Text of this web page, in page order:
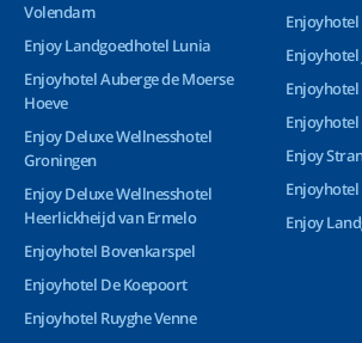
Volendam
Enjoy Landgoedhotel Lunia
Enjoyhotel Auberge de Moerse
Hoeve
Enjoy Deluxe Wellnesshotel
Groningen
Enjoy Deluxe Wellnesshotel
Heerlickheijd van Ermelo
Enjoyhotel Bovenkarspel
Enjoyhotel De Koepoort
Enjoyhotel Ruyghe Venne
Enjoyhotel
Enjoy
Enjoyhotel
Enjoy